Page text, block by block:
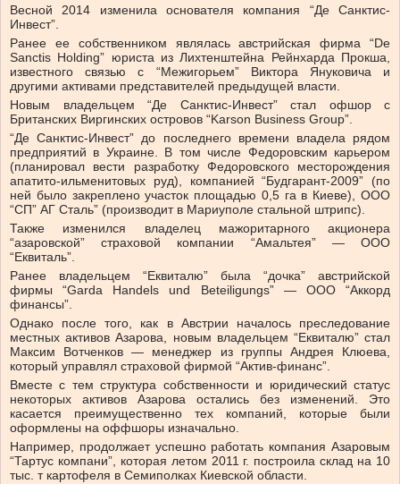
Весной 2014 изменила основателя компания “Де Санктис-
Инвест”.
Ранее ее собственником являлась австрийская фирма “De
Sanctis Holding” юриста из Лихтенштейна Рейнхарда Прокша,
известного связью с “Межигорьем” Виктора Януковича и
другими активами представителей предыдущей власти.
Новым владельцем “Де Санктис-Инвест” стал офшор с
Британских Виргинских островов “Karson Business Group”.
“Де Санктис-Инвест” до последнего времени владела рядом
предприятий в Украине. В том числе Федоровским карьером
(планировал вести разработку Федоровского месторождения
апатито-ильменитовых руд), компанией “Будгарант-2009” (по
ней было закреплено участок площадью 0,5 га в Киеве), ООО
“СП” АГ Сталь” (производит в Мариуполе стальной штрипс).
Также изменился владелец мажоритарного акционера
“азаровской” страховой компании “Амальтея” — ООО
“Еквиталь”.
Ранее владельцем “Еквиталю” была “дочка” австрийской
фирмы “Garda Handels und Beteiligungs” — ООО “Аккорд
финансы”.
Однако после того, как в Австрии началось преследование
местных активов Азарова, новым владельцем “Еквиталю” стал
Максим Вотченков — менеджер из группы Андрея Клюева,
который управлял страховой фирмой “Актив-финанс”.
Вместе с тем структура собственности и юридический статус
некоторых активов Азарова остались без изменений. Это
касается преимущественно тех компаний, которые были
оформлены на оффшоры изначально.
Например, продолжает успешно работать компания Азаровым
“Тартус компани”, которая летом 2011 г. построила склад на 10
тыс. т картофеля в Семиполках Киевской области.